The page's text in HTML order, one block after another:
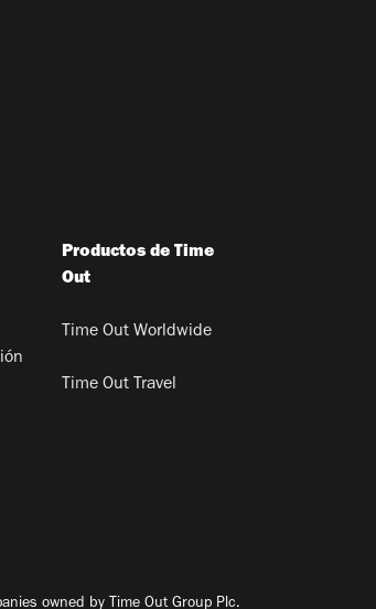
Productos de Time
Out
Time Out Worldwide
Time Out Travel
owned by Time Out Group Plc.